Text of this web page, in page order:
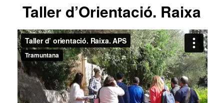
Taller d’Orientació. Raixa